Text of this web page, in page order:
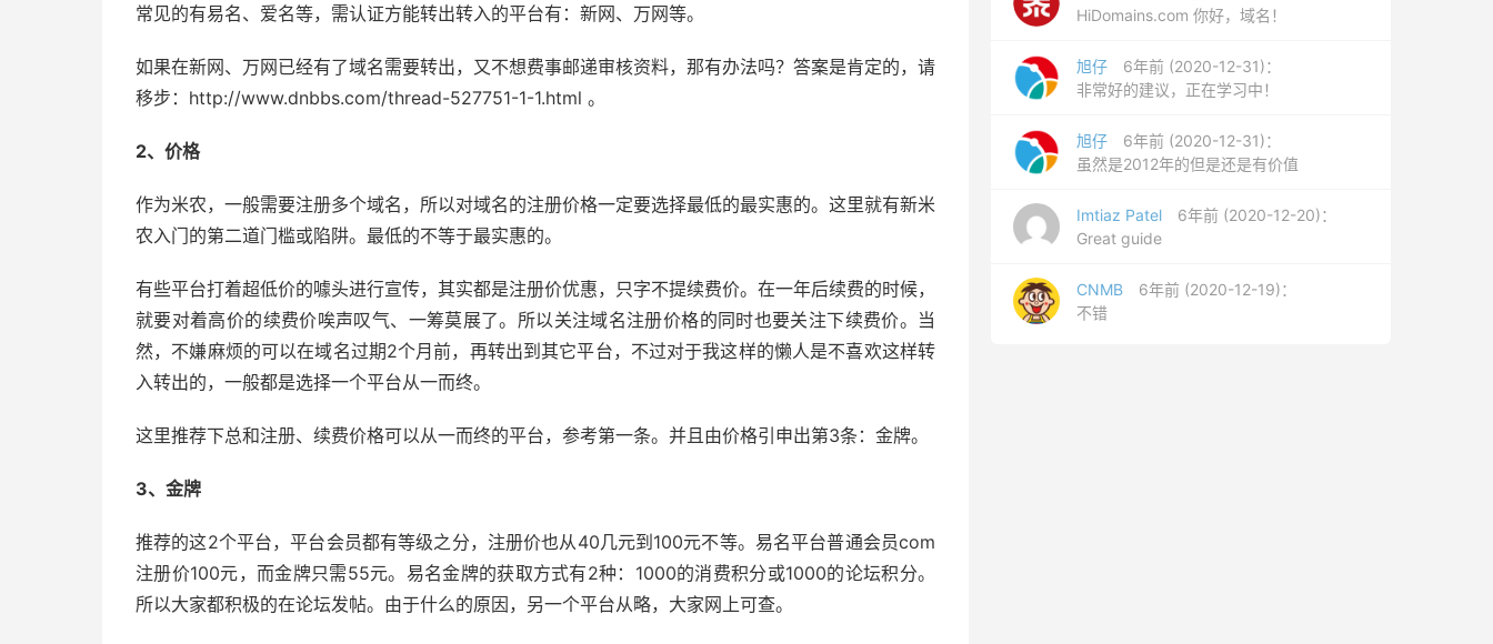
常见的有易名、爱名等，需认证方能转出转入的平台有：新网、万网等。
如果在新网、万网已经有了域名需要转出，又不想费事邮递审核资料，那有办法吗？答案是肯定的，请
移步：http://www.dnbbs.com/thread-527751-1-1.html 。
2、价格
作为米农，一般需要注册多个域名，所以对域名的注册价格一定要选择最低的最实惠的。这里就有新米
农入门的第二道门槛或陷阱。最低的不等于最实惠的。
有些平台打着超低价的噱头进行宣传，其实都是注册价优惠，只字不提续费价。在一年后续费的时候，
就要对着高价的续费价唉声叹气、一筹莫展了。所以关注域名注册价格的同时也要关注下续费价。当
然，不嫌麻烦的可以在域名过期2个月前，再转出到其它平台，不过对于我这样的懒人是不喜欢这样转
入转出的，一般都是选择一个平台从一而终。
这里推荐下总和注册、续费价格可以从一而终的平台，参考第一条。并且由价格引申出第3条：金牌。
3、金牌
推荐的这2个平台，平台会员都有等级之分，注册价也从40几元到100元不等。易名平台普通会员com
注册价100元，而金牌只需55元。易名金牌的获取方式有2种：1000的消费积分或1000的论坛积分。
所以大家都积极的在论坛发帖。由于什么的原因，另一个平台从略，大家网上可查。
HiDomains.com 你好，域名！
旭仔
6年前 (2020-12-31)：
非常好的建议，正在学习中！
旭仔
6年前 (2020-12-31)：
虽然是2012年的但是还是有价值
Imtiaz Patel
6年前 (2020-12-20)：
Great guide
CNMB
6年前 (2020-12-19)：
不错